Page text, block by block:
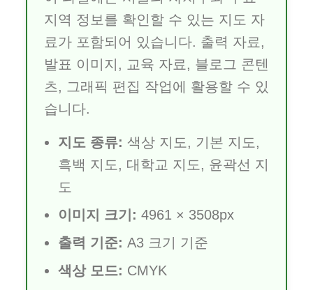
지역 정보를 확인할 수 있는 지도 자
료가 포함되어 있습니다. 출력 자료,
발표 이미지, 교육 자료, 블로그 콘텐
츠, 그래픽 편집 작업에 활용할 수 있
습니다.
지도 종류: 색상 지도, 기본 지도,
흑백 지도, 대학교 지도, 윤곽선 지
도
이미지 크기: 4961 × 3508px
출력 기준: A3 크기 기준
색상 모드: CMYK